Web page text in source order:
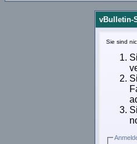
vBulletin-
Sie sind